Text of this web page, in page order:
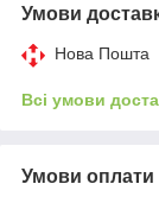
Умови
Нова Пошта
Всі умови
Умови оплати